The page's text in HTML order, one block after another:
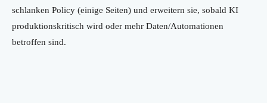
schlanken Policy (einige Seiten) und erweitern sie, sobald KI
produktionskritisch wird oder mehr Daten/Automationen
betroffen sind.